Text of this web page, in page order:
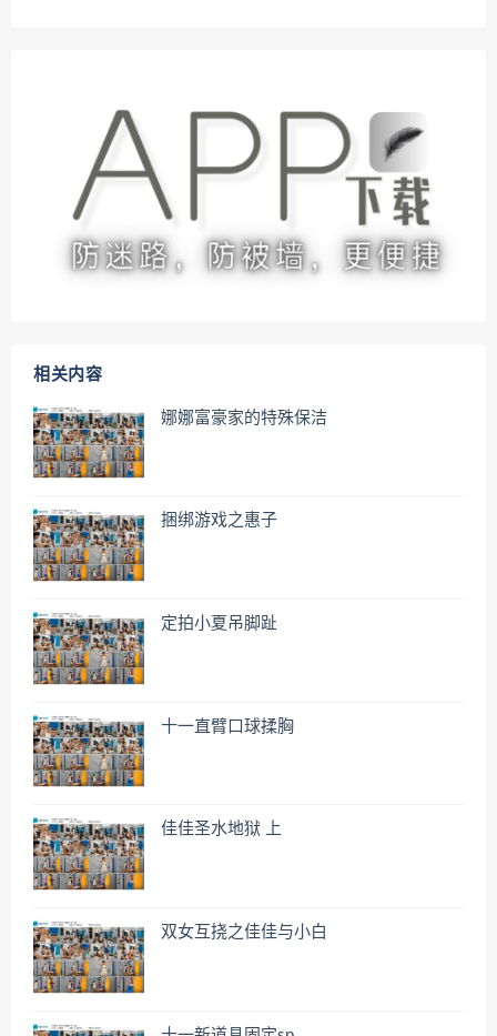
相关内容
娜娜富豪家的特殊保洁
捆绑游戏之惠子
定拍小夏吊脚趾
十一直臂口球揉胸
佳佳圣水地狱 上
双女互挠之佳佳与小白